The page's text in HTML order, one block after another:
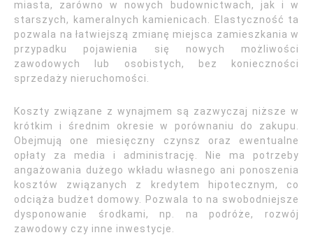
miasta, zarówno w nowych budownictwach, jak i w
starszych, kameralnych kamienicach. Elastyczność ta
pozwala na łatwiejszą zmianę miejsca zamieszkania w
przypadku pojawienia się nowych możliwości
zawodowych lub osobistych, bez konieczności
sprzedaży nieruchomości.
Koszty związane z wynajmem są zazwyczaj niższe w
krótkim i średnim okresie w porównaniu do zakupu.
Obejmują one miesięczny czynsz oraz ewentualne
opłaty za media i administrację. Nie ma potrzeby
angażowania dużego wkładu własnego ani ponoszenia
kosztów związanych z kredytem hipotecznym, co
odciąża budżet domowy. Pozwala to na swobodniejsze
dysponowanie środkami, np. na podróże, rozwój
zawodowy czy inne inwestycje.